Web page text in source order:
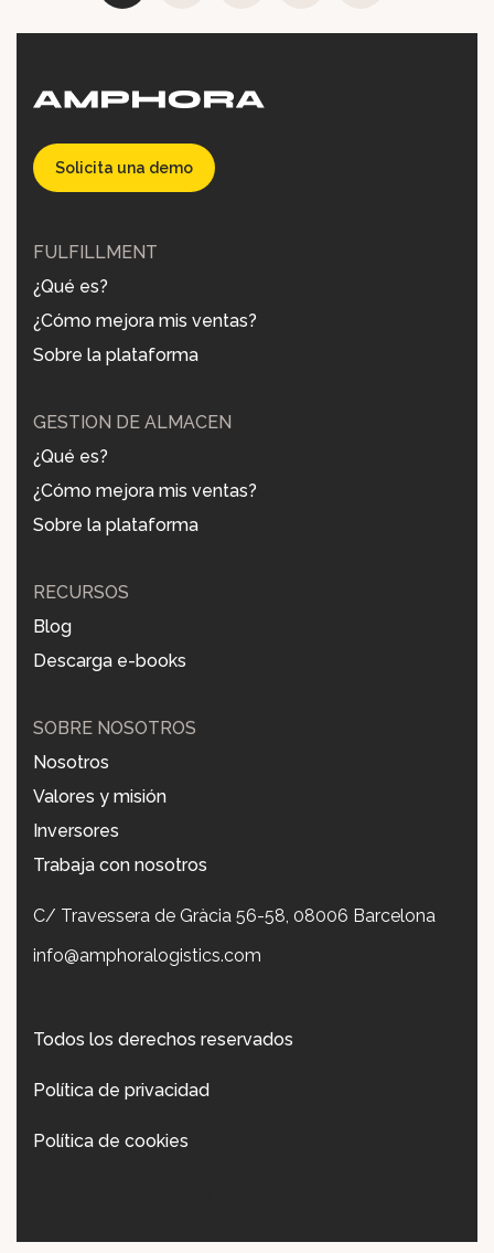
FULFILLMENT
¿Qué es?
¿Cómo mejora mis ventas?
Sobre la plataforma
GESTIÓN DE ALMACÉN
¿Qué es?
¿Cómo mejora mis ventas?
Sobre la plataforma
RECURSOS
Blog
Descarga e-books
SOBRE NOSOTROS
Nosotros
Valores y misión
Inversores
Trabaja con nosotros
Solicita una demo
C/ Travessera de Gràcia 56-58, 08006 Barcelona
info@amphoralogistics.com
Todos los derechos reservados
Política de privacidad
Política de cookies